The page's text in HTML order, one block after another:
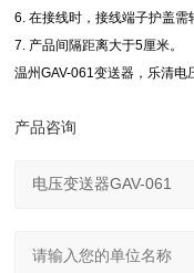
6. 在接线时，接线端子护盖需
7. 产品间隔距离大于5厘米。
温州GAV-061变送器，乐清电
产品咨询